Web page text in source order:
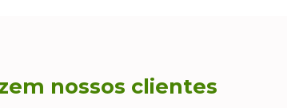
nossos clientes